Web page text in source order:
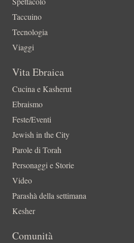
Taccuino
Tecnologia
Viaggi
Vita Ebraica
Cucina e Kasherut
Ebraismo
Feste/Eventi
Jewish in the City
Parole di Torah
Personaggi e Storie
Video
Parashà della settimana
Kesher
Comunità